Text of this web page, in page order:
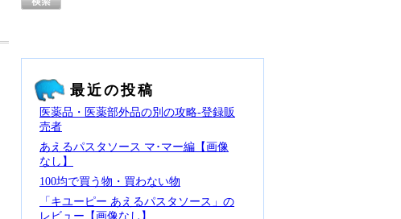
最近の投稿
医薬品・医薬部外品の別の攻略‐登録販
売者
あえるパスタソース マ･マー編【画像
なし】
100均で買う物・買わない物
「キユーピー あえるパスタソース」の
レビュー【画像なし】